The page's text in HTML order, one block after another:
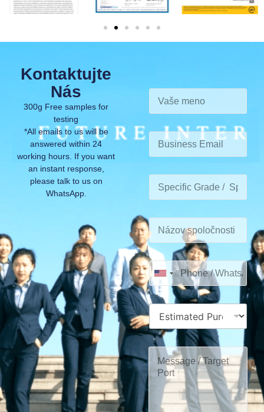
Kontaktujte
Nás
300g Free samples for
testing
*All emails to us will be
answered within 24
working hours. If you want
an instant response,
please talk to us on
WhatsApp.